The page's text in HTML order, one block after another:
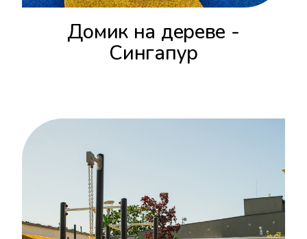
Домик на дереве -
Сингапур